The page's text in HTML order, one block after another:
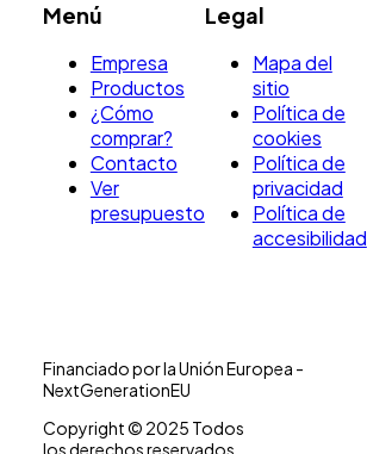
Menú
Empresa
Productos
¿Cómo
comprar?
Contacto
Ver
presupuesto
Legal
Mapa del
sitio
Política de
cookies
Política de
privacidad
Política de
accesibilidad
Financiado por la Unión Europea -
NextGenerationEU
Copyright © 2025 Todos
los derechos reservados.